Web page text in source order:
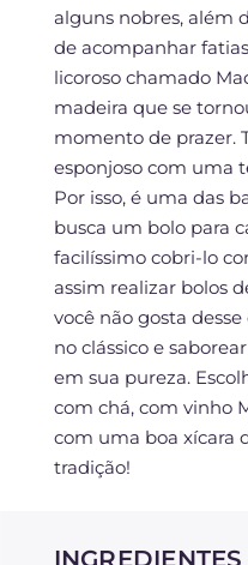
alguns nobres, além
de acompanhar
licoroso chamado
madeira que se
momento de prazer.
esponjoso com uma
Por isso, é uma das
busca um bolo para
facilíssimo cobri-lo
assim realizar bolos
você não gosta
no clássico e
em sua pureza.
com chá, com vinho
com uma boa xícara
tradição!
INGREDIENTES